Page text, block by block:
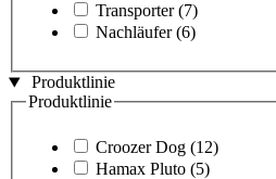
Transporter (7)
Nachläufer (6)
Produktlinie
Produktlinie
Croozer Dog (12)
Hamax Pluto (5)